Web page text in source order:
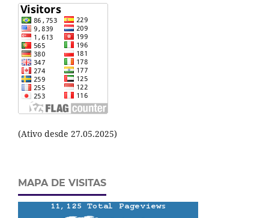
(Ativo desde 27.05.2025)
MAPA DE VISITAS